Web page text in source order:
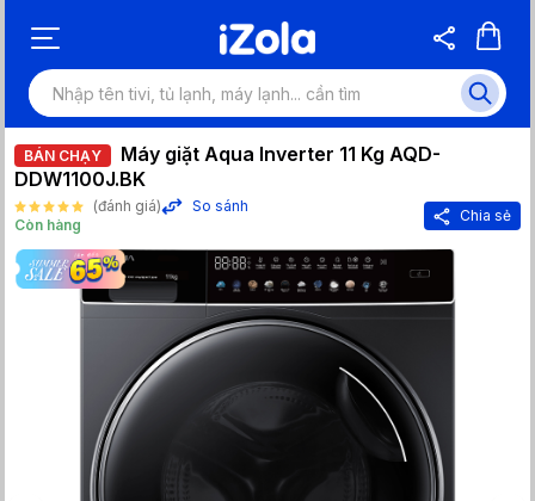
BÁN CHẠY
Máy giặt Aqua Inverter 11 Kg AQD-
DDW1100J.BK
(đánh giá)
So sánh
Còn hàng
Chia sẻ